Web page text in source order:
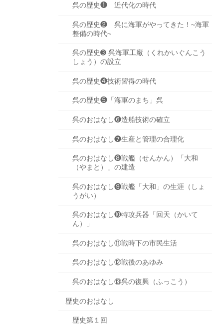
呉の歴史❶ 近代化の時代
呉の歴史❷ 呉に海軍がやってきた！~海軍
整備の時代~
呉の歴史➌ 呉海軍工廠（くれかいぐんこう
しょう）の設立
呉の歴史❹技術習得の時代
呉の歴史❺「海軍のまち」呉
呉のおはなし❻造船技術の確立
呉のおはなし❼生産と管理の合理化
呉のおはなし❽戦艦（せんかん）「大和
（やまと）」の建造
呉のおはなし❾戦艦「大和」の生涯（しょ
うがい）
呉のおはなし❿特攻兵器「回天（かいて
ん）」
呉のおはなし⑪戦時下の市民生活
呉のおはなし⑫戦後のあゆみ
呉のおはなし⑬呉の復興（ふっこう）
歴史のおはなし
歴史第１回